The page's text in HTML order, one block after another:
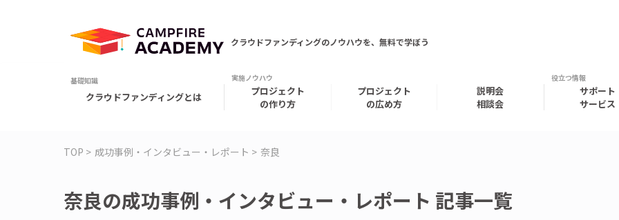
クラウドファンディングのノウハウを、無料で学ぼう
クラウドファンディングとは
プロジェクト
の作り方
プロジェクト
の広め方
説明会
相談会
サポート
サービス
TOP 成功事例・インタビュー・レポート 奈良
奈良の成功事例・インタビュー・レポート 記事一覧